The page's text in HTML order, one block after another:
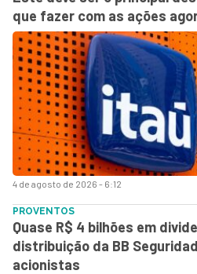
4 de agosto de 2026 - 6:12
que fazer com as ações
PROVENTOS
Quase R$ 4 bilhões em
distribuição da BB
acionistas